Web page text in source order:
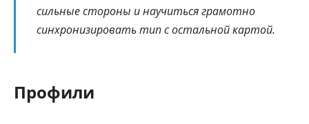
сильные стороны и научиться грамотно
синхронизировать тип с остальной картой.
Профили